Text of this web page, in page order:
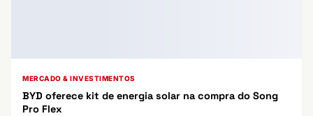
MERCADO & INVESTIMENTOS
BYD oferece kit de energia solar na compra do Song
Pro Flex